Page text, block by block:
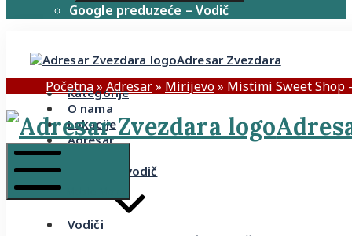
Google preduzeće – Vodič
Adresar Zvezdara
Kategorije
O nama
Lokacije
Adresar
Komšijski vodič
Vodiči
Početna» Adresar» Mirijevo» Mistimi Sweet Shop